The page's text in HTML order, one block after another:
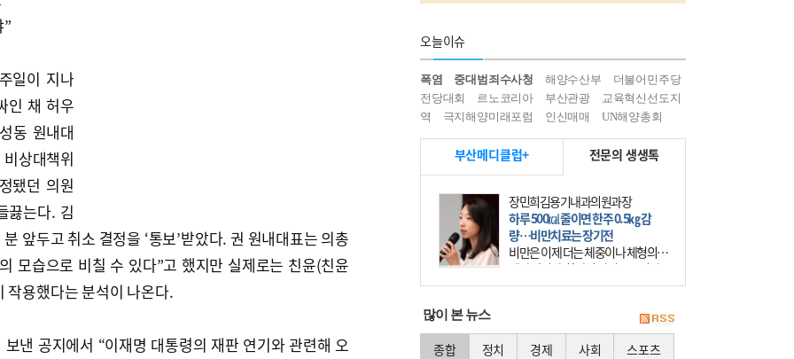
일이 지나
인 채 허우
동 원내대
상대책위
됐던 의원
끓는다. 김
앞두고 취소 결정을 ‘통보’받았다. 권 원내대표는 의총
모습으로 비칠 수 있다”고 했지만 실제로는 친윤(친윤
작용했다는 분석이 나온다.
낸 공지에서 “이재명 대통령의 재판 연기와 관련해 오
오늘이슈
폭염 중대범죄수사청 해양수산부
더불어민주당
전당대회
르노코리아 부산관광
교육혁신선도지
역
극지해양미래포럼 인신매매 UN해양총회
부산메디클럽+ 전문의 생생톡
장민희김용기내과의원과장
하루 500㎉ 줄이면 한주 0.5㎏ 감
량…비만치료는 장기전
비만은 이제 더는 체중이나 체형의 문
제가 아니다. 하나의 질병으로 인지
하고 치료와 관리를 해야 한다. 세계
많이 본 뉴스
종합 정치 경제 사회 스포츠